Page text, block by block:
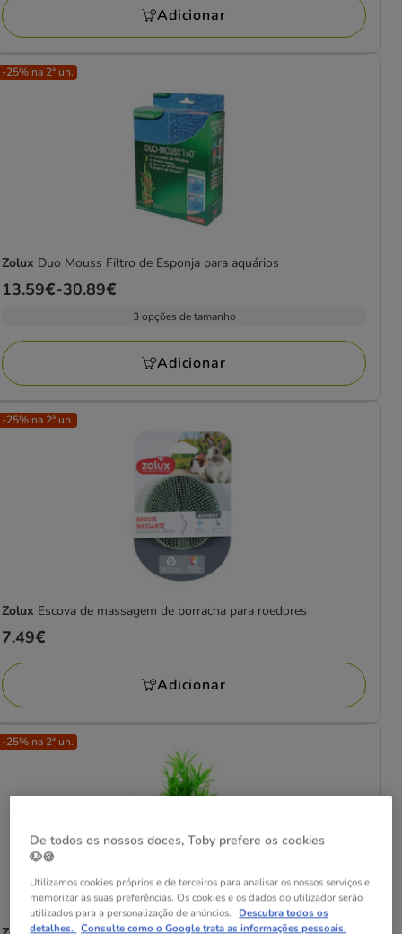
Adicionar
-25% na 2ª un.
Zolux Duo Mouss Filtro de Esponja para aquários
Preço
a
30.89€
13.59€-30.89€
3 opções de tamanho
Adicionar
-25% na 2ª un.
Zolux Escova de massagem de borracha para roedores
Preço
7.49€
7.49€
Adicionar
-25% na 2ª un.
De todos os nossos doces, Toby prefere os cookies
🐶🍪
Utilizamos cookies próprios e de terceiros para analisar os nossos serviços e
memorizar as suas preferências. Os cookies e os dados do utilizador serão
utilizados para a personalização de anúncios. Descubra todos os
detalhes. Consulte como o Google trata as informações pessoais.